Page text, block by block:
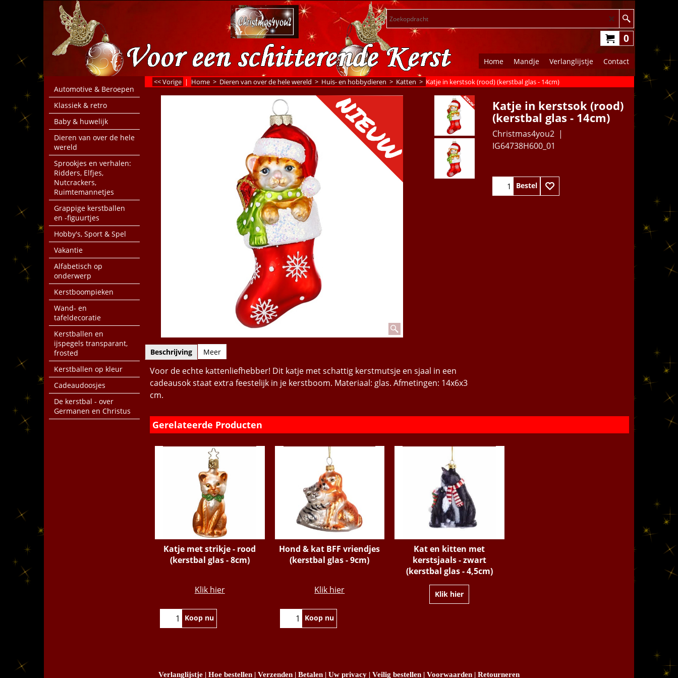
0
Home Mandje Verlanglijstje Contact
Automotive & Beroepen
Klassiek & retro
Baby & huwelijk
Dieren van over de hele
wereld
Sprookjes en verhalen:
Ridders, Elfjes,
Nutcrackers,
Ruimtemannetjes
Grappige kerstballen
en -figuurtjes
Hobby's, Sport & Spel
Vakantie
Alfabetisch op
onderwerp
Kerstboompieken
Wand- en
tafeldecoratie
Kerstballen en
ijspegels transparant,
frosted
Kerstballen op kleur
Cadeaudoosjes
De kerstbal - over
Germanen en Christus
<< Vorige | Home > Dieren van over de hele wereld > Huis- en hobbydieren > Katten > Katje in kerstsok (rood) (kerstbal glas - 14cm)
Katje in kerstsok (rood)
(kerstbal glas - 14cm)
Christmas4you2
IG64738H600_01
Beschrijving Meer
Voor de echte kattenliefhebber! Dit katje met schattig kerstmutsje en sjaal in een
cadeausok staat extra feestelijk in je kerstboom. Materiaal: glas. Afmetingen: 14x6x3
cm.
Gerelateerde Producten
Katje met strikje - rood
(kerstbal glas - 8cm)
€12.95
Klik hier
Koop nu
Hond & kat BFF vriendjes
(kerstbal glas - 9cm)
€12.95
Klik hier
Koop nu
Kat en kitten met
kerstsjaals - zwart
(kerstbal glas - 4,5cm)
Klik hier
Verlanglijstje | Hoe bestellen | Verzenden | Betalen | Uw privacy | Veilig bestellen | Voorwaarden | Retourneren